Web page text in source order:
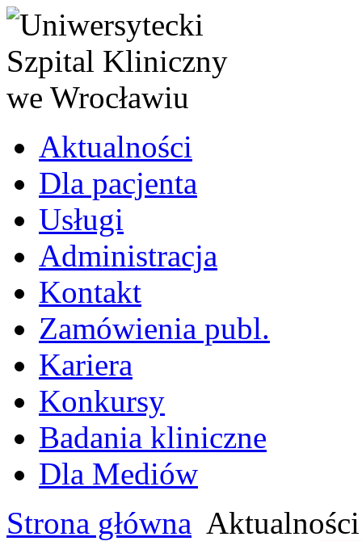
Aktualności
Dla pacjenta
Usługi
Administracja
Kontakt
Zamówienia publ.
Kariera
Konkursy
Badania kliniczne
Dla Mediów
Strona główna Aktualności